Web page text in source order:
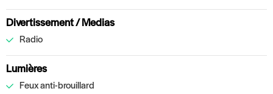
Divertissement / Medias
Radio
Lumières
Feux anti-brouillard